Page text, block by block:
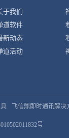
于我们
道软件
新动态
道活动
飞信鼎即时通讯解决
号